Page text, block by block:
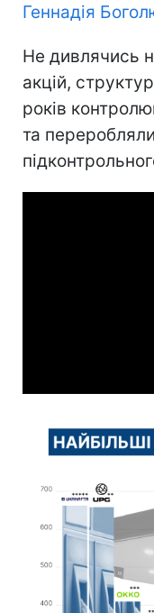
Геннадія
Не дивлячись
акцій,
років
та